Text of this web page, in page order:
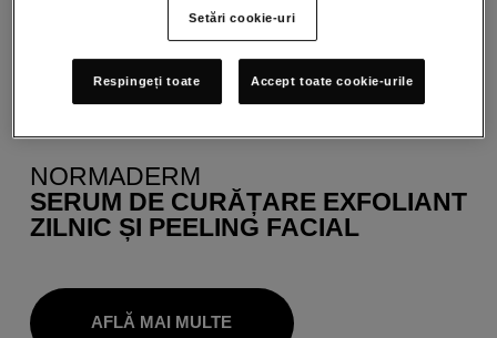
NORMADERM
SERUM DE CURĂȚARE EXFOLIANT
ZILNIC ȘI PEELING FACIAL
AFLĂ MAI MULTE
Setări cookie-uri
Respingeți toate Accept toate cookie-urile